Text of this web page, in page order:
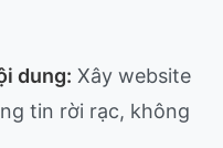
dung: Xây website
tin rời rạc, không